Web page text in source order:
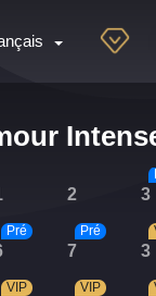
2 3
Pré
7
Pré
3
VIP VIP